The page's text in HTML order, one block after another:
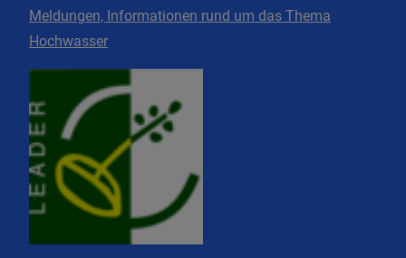
Meldungen, Informationen rund um das Thema
Hochwasser